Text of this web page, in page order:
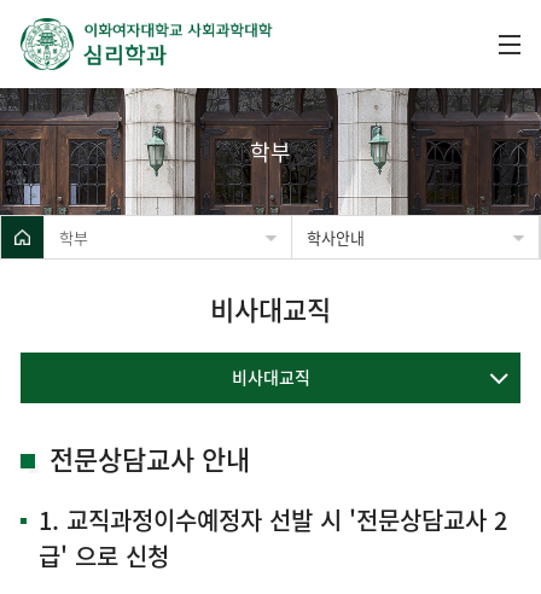
학부
학부 학사안내
비사대교직
비사대교직
전문상담교사 안내
1. 교직과정이수예정자 선발 시 '전문상담교사 2
급' 으로 신청